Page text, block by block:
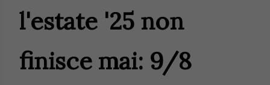
l'estate '25 non
finisce mai: 9/8